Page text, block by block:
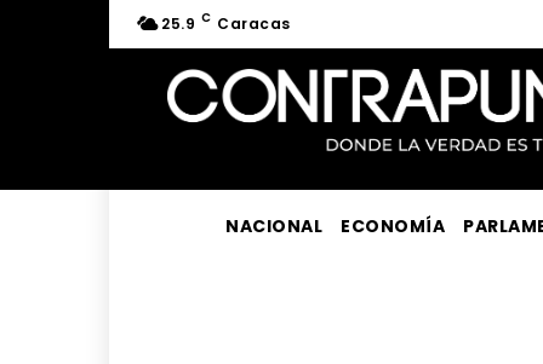
25.9 C Caracas
NACIONAL ECONOMÍA